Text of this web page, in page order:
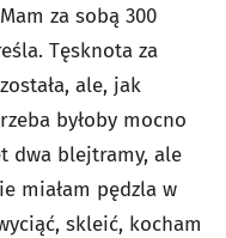
za sobą 300
Tęsknota za
ale, jak
byłoby mocno
dwa blejtramy, ale
miałam pędzla w
skleić, kocham